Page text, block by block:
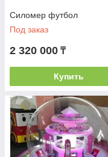
Силомер футбол
Под заказ
2 320 000 ₸
Купить